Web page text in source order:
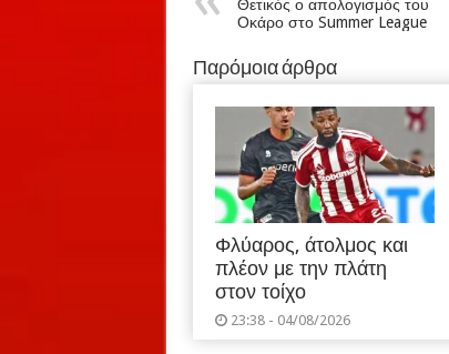
Θετικός ο απολογισμός του
Οκάρο στο Summer League
Παρόμοια άρθρα
Φλύαρος, άτολμος και
πλέον με την πλάτη
στον τοίχο
23:38 - 04/08/2026